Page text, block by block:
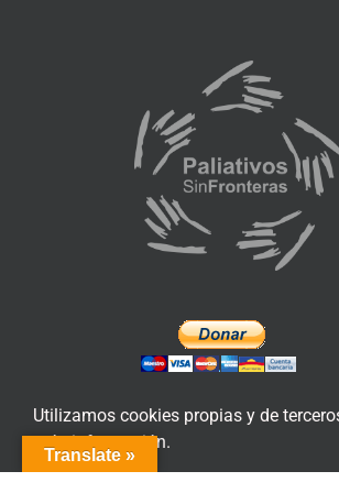
Translate »
Utilizamos cookies propias y de
más información.